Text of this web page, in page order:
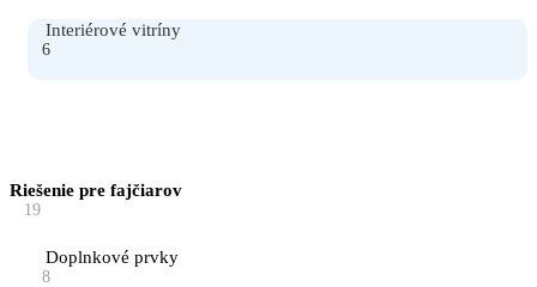
Interiérové vitríny
6
Riešenie pre fajčiarov
19
Doplnkové prvky
8